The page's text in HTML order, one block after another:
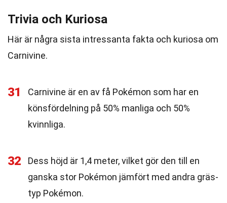
Trivia och Kuriosa
Här är några sista intressanta fakta och kuriosa om
Carnivine.
31
Carnivine är en av få Pokémon som har en
könsfördelning på 50% manliga och 50%
kvinnliga.
32
Dess höjd är 1,4 meter, vilket gör den till en
ganska stor Pokémon jämfört med andra gräs-
typ Pokémon.